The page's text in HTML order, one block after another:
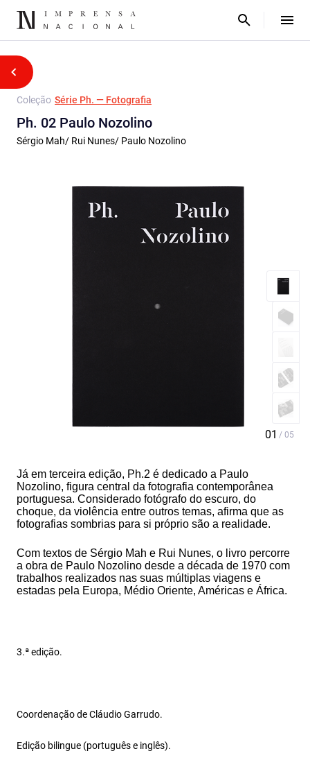
Coleção Série Ph. — Fotografia
Ph. 02 Paulo Nozolino
Sérgio Mah/ Rui Nunes/ Paulo Nozolino
Já em terceira edição, Ph.2 é dedicado a Paulo
Nozolino, figura central da fotografia contemporânea
portuguesa. Considerado fotógrafo do escuro, do
choque, da violência entre outros temas, afirma que as
fotografias sombrias para si próprio são a realidade.
Com textos de Sérgio Mah e Rui Nunes, o livro percorre
a obra de Paulo Nozolino desde a década de 1970 com
trabalhos realizados nas suas múltiplas viagens e
estadas pela Europa, Médio Oriente, Américas e África.
3.ª edição.
Coordenação de Cláudio Garrudo.
Edição bilingue (português e inglês).